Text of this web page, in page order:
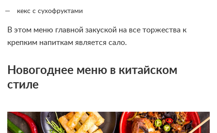
кекс с сухофруктами
В этом меню главной закуской на все торжества к
крепким напиткам является сало.
Новогоднее меню в китайском
стиле